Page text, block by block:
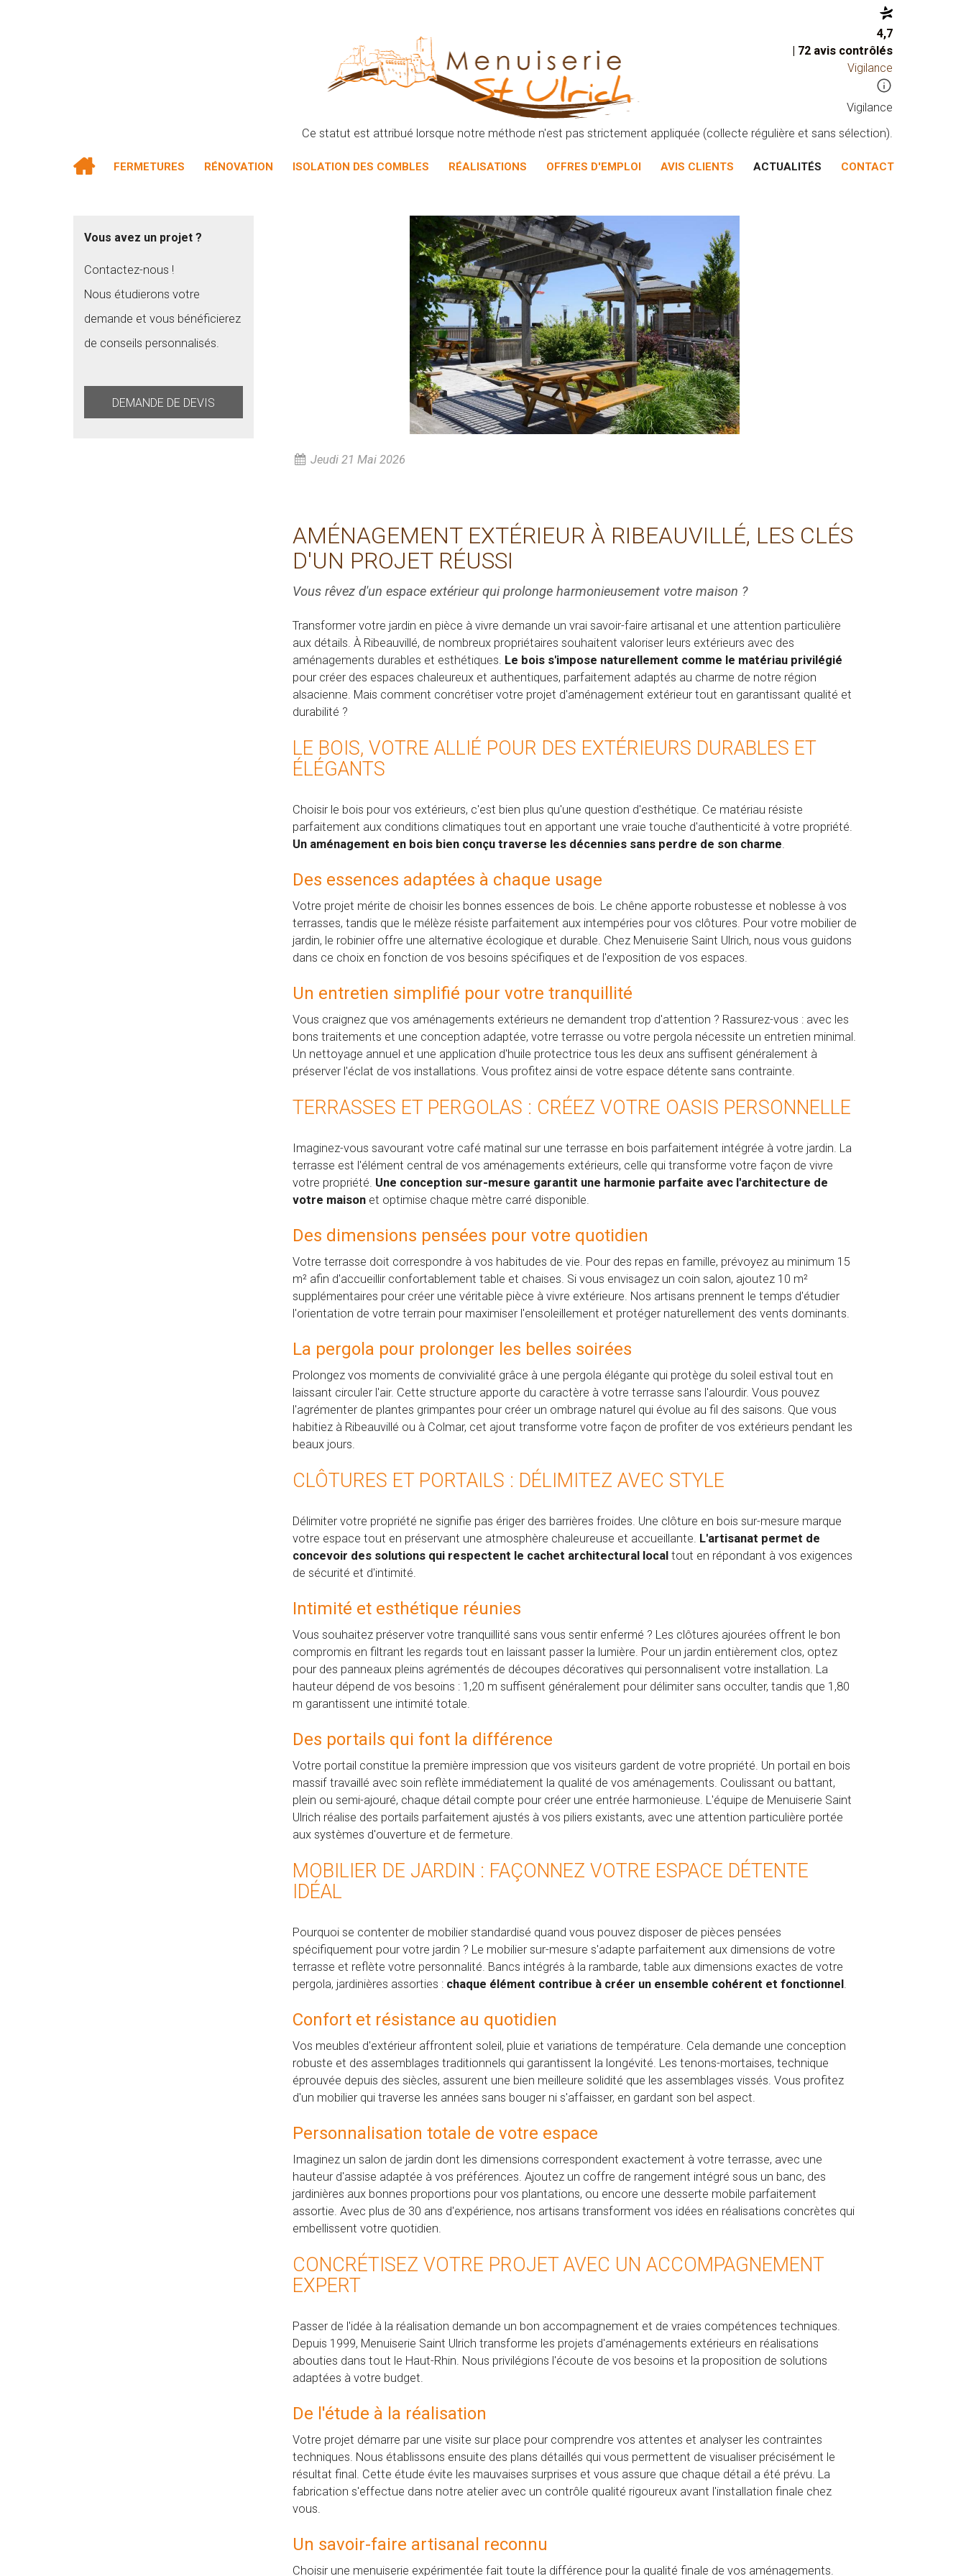
4,7
| 72 avis contrôlés
Vigilance
Vigilance
Ce statut est attribué lorsque notre méthode n'est pas strictement appliquée (collecte régulière et sans sélection).
FERMETURES RÉNOVATION ISOLATION DES COMBLES RÉALISATIONS OFFRES D'EMPLOI AVIS CLIENTS ACTUALITÉS CONTACT
Vous avez un projet ?
Contactez-nous !
Nous étudierons votre
demande et vous bénéficierez
de conseils personnalisés.
DEMANDE DE DEVIS
Jeudi 21 Mai 2026
AMÉNAGEMENT EXTÉRIEUR À RIBEAUVILLÉ, LES CLÉS
D'UN PROJET RÉUSSI
Vous rêvez d'un espace extérieur qui prolonge harmonieusement votre maison ?
Transformer votre jardin en pièce à vivre demande un vrai savoir-faire artisanal et une attention particulière
aux détails. À Ribeauvillé, de nombreux propriétaires souhaitent valoriser leurs extérieurs avec des
aménagements durables et esthétiques. Le bois s'impose naturellement comme le matériau privilégié
pour créer des espaces chaleureux et authentiques, parfaitement adaptés au charme de notre région
alsacienne. Mais comment concrétiser votre projet d'aménagement extérieur tout en garantissant qualité et
durabilité ?
LE BOIS, VOTRE ALLIÉ POUR DES EXTÉRIEURS DURABLES ET
ÉLÉGANTS
Choisir le bois pour vos extérieurs, c'est bien plus qu'une question d'esthétique. Ce matériau résiste
parfaitement aux conditions climatiques tout en apportant une vraie touche d'authenticité à votre propriété.
Un aménagement en bois bien conçu traverse les décennies sans perdre de son charme
Des essences adaptées à chaque usage
Votre projet mérite de choisir les bonnes essences de bois. Le chêne apporte robustesse et noblesse à vos
terrasses, tandis que le mélèze résiste parfaitement aux intempéries pour vos clôtures. Pour votre mobilier de
jardin, le robinier offre une alternative écologique et durable. Chez Menuiserie Saint Ulrich, nous vous guidons
dans ce choix en fonction de vos besoins spécifiques et de l'exposition de vos espaces.
Un entretien simplifié pour votre tranquillité
Vous craignez que vos aménagements extérieurs ne demandent trop d'attention ? Rassurez-vous : avec les
bons traitements et une conception adaptée, votre terrasse ou votre pergola nécessite un entretien minimal.
Un nettoyage annuel et une application d'huile protectrice tous les deux ans suffisent généralement à
préserver l'éclat de vos installations. Vous profitez ainsi de votre espace détente sans contrainte.
TERRASSES ET PERGOLAS : CRÉEZ VOTRE OASIS PERSONNELLE
Imaginez-vous savourant votre café matinal sur une terrasse en bois parfaitement intégrée à votre jardin. La
terrasse est l'élément central de vos aménagements extérieurs, celle qui transforme votre façon de vivre
votre propriété. Une conception sur-mesure garantit une harmonie parfaite avec l'architecture de
votre maisonet optimise chaque mètre carré disponible.
Des dimensions pensées pour votre quotidien
Votre terrasse doit correspondre à vos habitudes de vie. Pour des repas en famille, prévoyez au minimum 15
m² afin d'accueillir confortablement table et chaises. Si vous envisagez un coin salon, ajoutez 10 m²
supplémentaires pour créer une véritable pièce à vivre extérieure. Nos artisans prennent le temps d'étudier
l'orientation de votre terrain pour maximiser l'ensoleillement et protéger naturellement des vents dominants.
La pergola pour prolonger les belles soirées
Prolongez vos moments de convivialité grâce à une pergola élégante qui protège du soleil estival tout en
laissant circuler l'air. Cette structure apporte du caractère à votre terrasse sans l'alourdir. Vous pouvez
l'agrémenter de plantes grimpantes pour créer un ombrage naturel qui évolue au fil des saisons. Que vous
habitiez à Ribeauvillé ou à Colmar, cet ajout transforme votre façon de profiter de vos extérieurs pendant les
beaux jours.
CLÔTURES ET PORTAILS : DÉLIMITEZ AVEC STYLE
Délimiter votre propriété ne signifie pas ériger des barrières froides. Une clôture en bois sur-mesure marque
votre espace tout en préservant une atmosphère chaleureuse et accueillante. L'artisanat permet de
concevoir des solutions qui respectent le cachet architectural localtout en répondant à vos exigences
de sécurité et d'intimité.
Intimité et esthétique réunies
Vous souhaitez préserver votre tranquillité sans vous sentir enfermé ? Les clôtures ajourées offrent le bon
compromis en filtrant les regards tout en laissant passer la lumière. Pour un jardin entièrement clos, optez
pour des panneaux pleins agrémentés de découpes décoratives qui personnalisent votre installation. La
hauteur dépend de vos besoins : 1,20 m suffisent généralement pour délimiter sans occulter, tandis que 1,80
m garantissent une intimité totale.
Des portails qui font la différence
Votre portail constitue la première impression que vos visiteurs gardent de votre propriété. Un portail en bois
massif travaillé avec soin reflète immédiatement la qualité de vos aménagements. Coulissant ou battant,
plein ou semi-ajouré, chaque détail compte pour créer une entrée harmonieuse. L'équipe de Menuiserie Saint
Ulrich réalise des portails parfaitement ajustés à vos piliers existants, avec une attention particulière portée
aux systèmes d'ouverture et de fermeture.
MOBILIER DE JARDIN : FAÇONNEZ VOTRE ESPACE DÉTENTE
IDÉAL
Pourquoi se contenter de mobilier standardisé quand vous pouvez disposer de pièces pensées
spécifiquement pour votre jardin ? Le mobilier sur-mesure s'adapte parfaitement aux dimensions de votre
terrasse et reflète votre personnalité. Bancs intégrés à la rambarde, table aux dimensions exactes de votre
pergola, jardinières assorties : chaque élément contribue à créer un ensemble cohérent et fonctionnel.
Confort et résistance au quotidien
Vos meubles d'extérieur affrontent soleil, pluie et variations de température. Cela demande une conception
robuste et des assemblages traditionnels qui garantissent la longévité. Les tenons-mortaises, technique
éprouvée depuis des siècles, assurent une bien meilleure solidité que les assemblages vissés. Vous profitez
d'un mobilier qui traverse les années sans bouger ni s'affaisser, en gardant son bel aspect.
Personnalisation totale de votre espace
Imaginez un salon de jardin dont les dimensions correspondent exactement à votre terrasse, avec une
hauteur d'assise adaptée à vos préférences. Ajoutez un coffre de rangement intégré sous un banc, des
jardinières aux bonnes proportions pour vos plantations, ou encore une desserte mobile parfaitement
assortie. Avec plus de 30 ans d'expérience, nos artisans transforment vos idées en réalisations concrètes qui
embellissent votre quotidien.
CONCRÉTISEZ VOTRE PROJET AVEC UN ACCOMPAGNEMENT
EXPERT
Passer de l'idée à la réalisation demande un bon accompagnement et de vraies compétences techniques.
Depuis 1999, Menuiserie Saint Ulrich transforme les projets d'aménagements extérieurs en réalisations
abouties dans tout le Haut-Rhin. Nous privilégions l'écoute de vos besoins et la proposition de solutions
adaptées à votre budget.
De l'étude à la réalisation
Votre projet démarre par une visite sur place pour comprendre vos attentes et analyser les contraintes
techniques. Nous établissons ensuite des plans détaillés qui vous permettent de visualiser précisément le
résultat final. Cette étude évite les mauvaises surprises et vous assure que chaque détail a été prévu. La
fabrication s'effectue dans notre atelier avec un contrôle qualité rigoureux avant l'installation finale chez
vous.
Un savoir-faire artisanal reconnu
Choisir une menuiserie expérimentée fait toute la différence pour la qualité finale de vos aménagements.